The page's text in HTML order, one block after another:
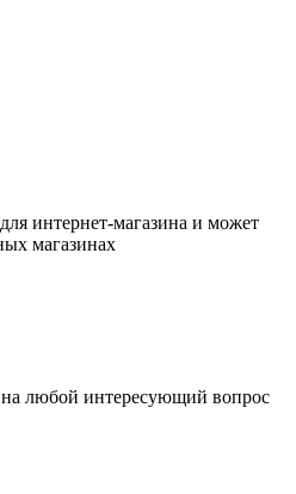
интернет-магазина и может
магазинах
любой интересующий вопрос